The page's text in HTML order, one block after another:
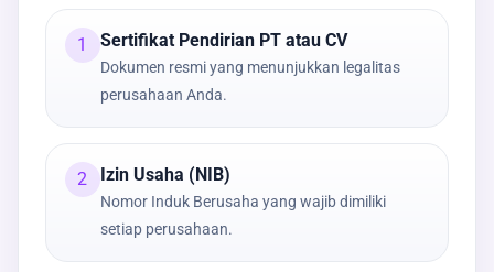
1 Sertifikat Pendirian PT atau CV
Dokumen resmi yang menunjukkan legalitas
perusahaan Anda.
2 Izin Usaha (NIB)
Nomor Induk Berusaha yang wajib dimiliki
setiap perusahaan.